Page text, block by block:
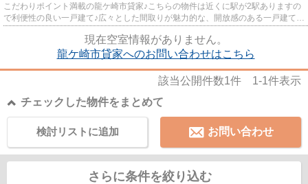
こだわりポイント満載の龍ケ崎市貸家♪こちらの物件は近くに駅が2駅ありますの
で利便性の良い一戸建て♪広々とした間取りが魅力的な、開放感のある一戸建ての
現在空室情報がありません。
龍ケ崎市貸家へのお問い合わせはこちら
該当公開件数1件 1-1件表示
チェックした物件をまとめて
お問い合わせ
検討リストに追加
さらに条件を絞り込む